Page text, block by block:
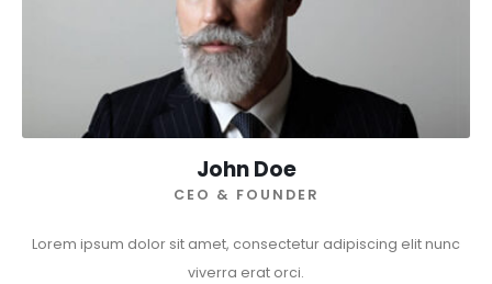
John Doe
CEO & FOUNDER
Lorem ipsum dolor sit amet, consectetur adipiscing elit nunc
viverra erat orci.